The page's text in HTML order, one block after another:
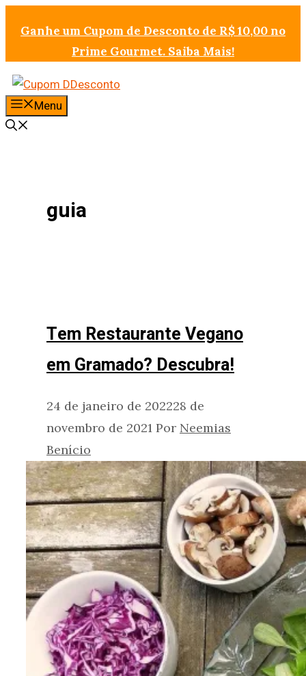
para
o
conteúdo
Ganhe um Cupom de Desconto de R$ 10,00 no
Prime Gourmet. Saiba Mais!
Menu
guia
Tem Restaurante Vegano
em Gramado? Descubra!
24 de janeiro de 202228 de
novembro de 2021 Por Neemias
Benício